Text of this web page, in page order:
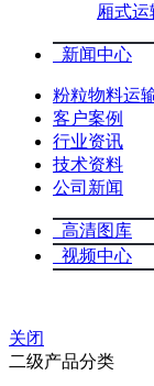
厢式运
新闻中心
粉粒物料运
客户案例
行业资讯
技术资料
公司新闻
高清图库
视频中心
关闭
二级产品分类